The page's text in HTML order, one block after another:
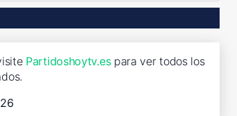
Partidoshoytv.espara ver todos los